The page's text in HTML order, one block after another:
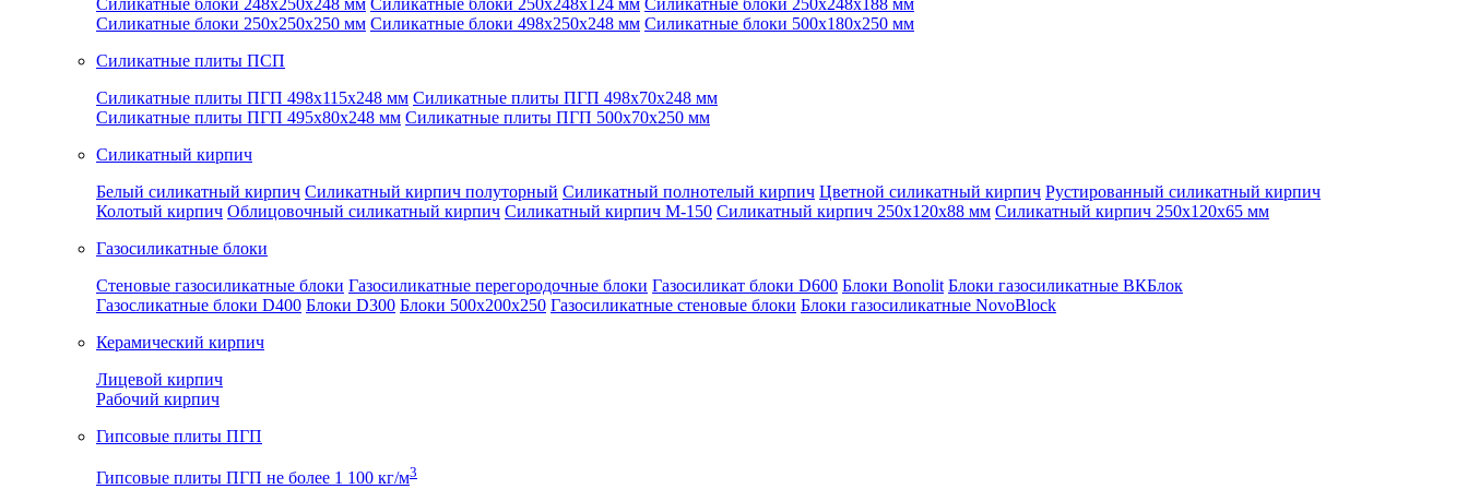
Силикатные блоки 248x250x248 мм Силикатные блоки 250x248x124 мм Силикатные блоки 250x248x188 мм
Силикатные блоки 250x250x250 мм Силикатные блоки 498x250x248 мм Силикатные блоки 500x180x250 мм
Силикатные плиты ПСП
Силикатные плиты ПГП 498x115x248 мм Силикатные плиты ПГП 498x70x248 мм
Силикатные плиты ПГП 495x80x248 мм Силикатные плиты ПГП 500x70x250 мм
Силикатный кирпич
Белый силикатный кирпич Силикатный кирпич полуторный Силикатный полнотелый кирпич Цветной силикатный кирпич Рустированный силикатный кирпич
Колотый кирпич Облицовочный силикатный кирпич Силикатный кирпич М-150 Силикатный кирпич 250x120x88 мм Силикатный кирпич 250x120x65 мм
Газосиликатные блоки
Стеновые газосиликатные блоки Газосиликатные перегородочные блоки Газосиликат блоки D600 Блоки Bonolit Блоки газосиликатные ВКБлок
Газосликатные блоки D400 Блоки D300 Блоки 500x200x250 Газосиликатные стеновые блоки Блоки газосиликатные NovoBlock
Керамический кирпич
Лицевой кирпич
Рабочий кирпич
Гипсовые плиты ПГП
Гипсовые плиты ПГП не более 1 100 кг/м3